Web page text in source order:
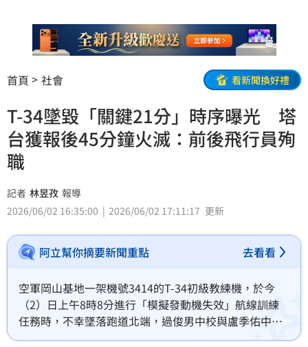
首頁 社會 看新聞換好禮
T-34墜毀「關鍵21分」時序曝光 塔
台獲報後45分鐘火滅：前後飛行員殉
職
記者 林昱孜 報導
2026/06/02 16:35:00
2026/06/02 17:11:17 更新
阿立幫你摘要新聞重點 去看看
空軍岡山基地一架機號3414的T-34初級教練機，於今
（2）日上午8時8分進行「模擬發動機失效」航線訓練
任務時，不幸墜落跑道北端，過俊男中校與盧季佑中校
殉職。空軍司令部於同日下午3時30分出面說明，從上